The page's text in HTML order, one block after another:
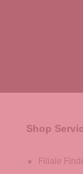
Shop
Filiale